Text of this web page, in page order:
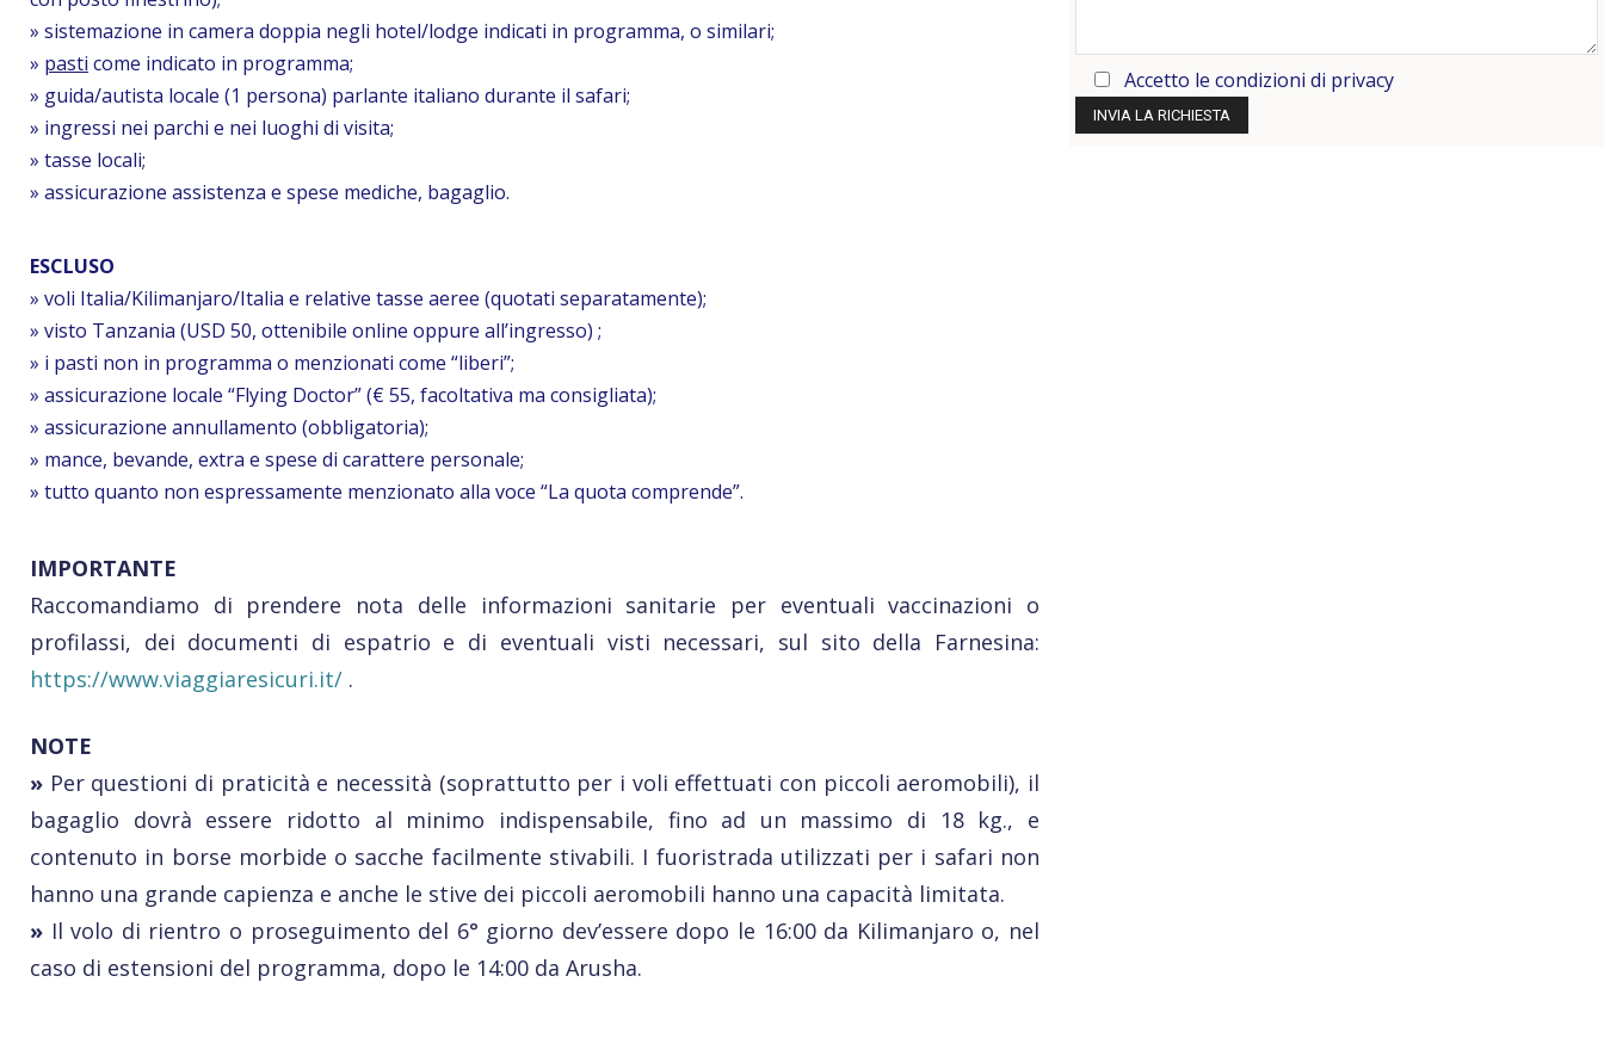
» sistemazione in camera doppia negli hotel/lodge indicati in programma, o similari;
» pasti come indicato in programma;
» guida/autista locale (1 persona) parlante italiano durante il safari;
» ingressi nei parchi e nei luoghi di visita;
» tasse locali;
» assicurazione assistenza e spese mediche, bagaglio.
ESCLUSO
» voli Italia/Kilimanjaro/Italia e relative tasse aeree (quotati separatamente);
» visto Tanzania (USD 50, ottenibile online oppure all’ingresso) ;
» i pasti non in programma o menzionati come “liberi”;
» assicurazione locale “Flying Doctor” (€ 55, facoltativa ma consigliata);
» assicurazione annullamento (obbligatoria);
» mance, bevande, extra e spese di carattere personale;
» tutto quanto non espressamente menzionato alla voce “La quota comprende”.
IMPORTANTE
Raccomandiamo di prendere nota delle informazioni sanitarie per eventuali vaccinazioni o
profilassi, dei documenti di espatrio e di eventuali visti necessari, sul sito della Farnesina:
https://www.viaggiaresicuri.it/ .
NOTE
» Per questioni di praticità e necessità (soprattutto per i voli effettuati con piccoli aeromobili), il
bagaglio dovrà essere ridotto al minimo indispensabile, fino ad un massimo di 18 kg., e
contenuto in borse morbide o sacche facilmente stivabili. I fuoristrada utilizzati per i safari non
hanno una grande capienza e anche le stive dei piccoli aeromobili hanno una capacità limitata.
» Il volo di rientro o proseguimento del 6° giorno dev’essere dopo le 16:00 da Kilimanjaro o, nel
caso di estensioni del programma, dopo le 14:00 da Arusha.
Accetto le condizioni di privacy